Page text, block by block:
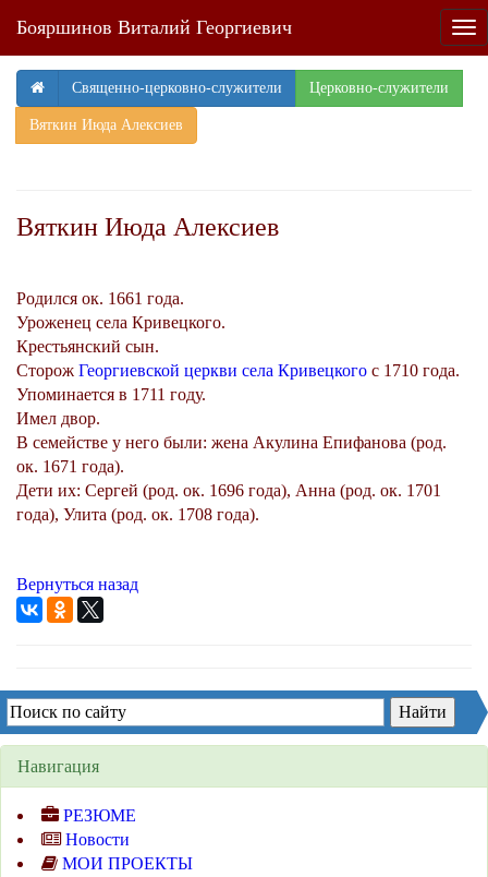
Бояршинов Виталий Георгиевич
Священно-церковно-служители Церковно-служители
Вяткин Июда Алексиев
Вяткин Июда Алексиев
Родился ок. 1661 года.
Уроженец села Кривецкого.
Крестьянский сын.
Сторож Георгиевской церкви села Кривецкого с 1710 года.
Упоминается в 1711 году.
Имел двор.
В семействе у него были: жена Акулина Епифанова (род.
ок. 1671 года).
Дети их: Сергей (род. ок. 1696 года), Анна (род. ок. 1701
года), Улита (род. ок. 1708 года).
Вернуться назад
Навигация
РЕЗЮМЕ
Новости
МОИ ПРОЕКТЫ